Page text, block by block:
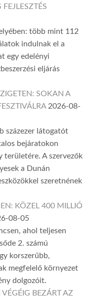
több mint 112
indulnak el a
egy edelényi
eljárás
SOKAN A
2026-08-
százezer látogatót
bejáratokon
területére. A szervezők
a Dunán
szeretnének
KÖZEL 400 MILLIÓ
08-05
ahol teljesen
2. számú
korszerűbb,
megfelelő környezet
dolgozóit.
BEZÁRT AZ